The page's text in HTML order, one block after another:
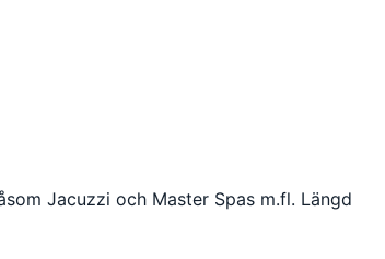
Jacuzzi och Master Spas m.fl. Längd